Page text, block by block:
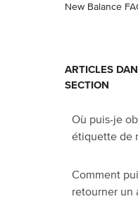
New Balance
ARTICLES
SECTION
Où puis-je
étiquette de
Comment
retourner un